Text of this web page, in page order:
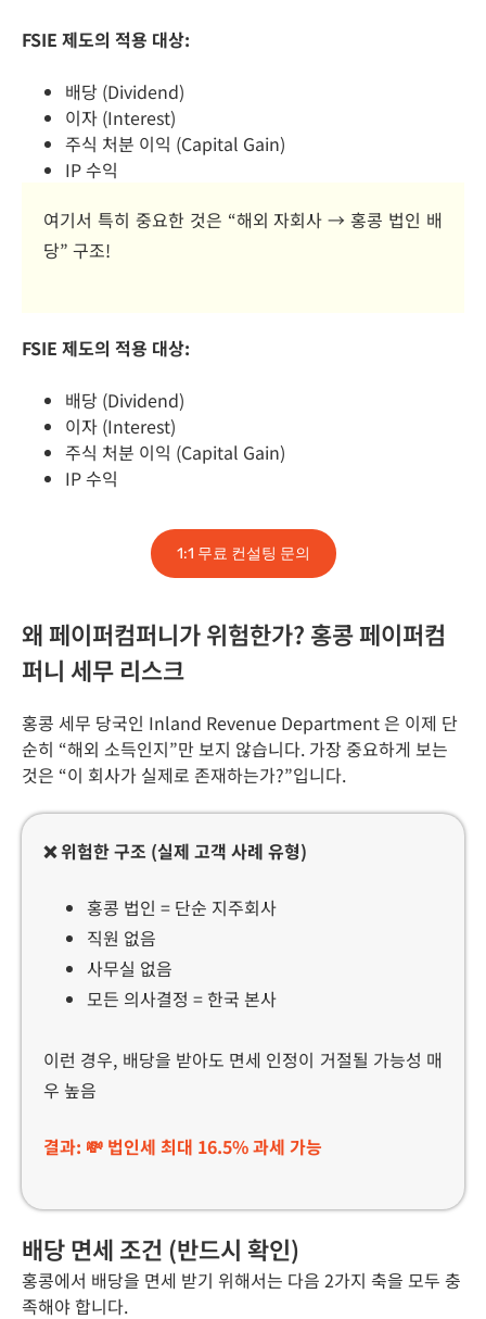
FSIE 제도의 적용 대상:
배당 (Dividend)
이자 (Interest)
주식 처분 이익 (Capital Gain)
IP 수익
여기서 특히 중요한 것은 “해외 자회사 → 홍콩 법인 배
당” 구조!
FSIE 제도의 적용 대상:
배당 (Dividend)
이자 (Interest)
주식 처분 이익 (Capital Gain)
IP 수익
1:1 무료 컨설팅 문의
왜 페이퍼컴퍼니가 위험한가? 홍콩 페이퍼컴
퍼니 세무 리스크
홍콩 세무 당국인 Inland Revenue Department 은 이제 단
순히 “해외 소득인지”만 보지 않습니다. 가장 중요하게 보는
것은 “이 회사가 실제로 존재하는가?”입니다.
❌위험한구조 (실제 고객 사례 유형)
홍콩 법인 = 단순 지주회사
직원 없음
사무실 없음
모든 의사결정 = 한국 본사
이런 경우, 배당을 받아도 면세 인정이 거절될 가능성 매
우 높음
결과: 💸 법인세 최대 16.5% 과세 가능
배당 면세 조건 (반드시 확인)
홍콩에서 배당을 면세 받기 위해서는 다음 2가지 축을 모두 충
족해야 합니다.